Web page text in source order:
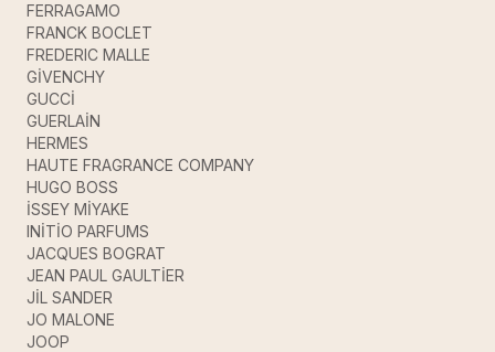
FERRAGAMO
FRANCK BOCLET
FREDERIC MALLE
GİVENCHY
GUCCİ
GUERLAİN
HERMES
HAUTE FRAGRANCE COMPANY
HUGO BOSS
İSSEY MİYAKE
INİTİO PARFUMS
JACQUES BOGRAT
JEAN PAUL GAULTİER
JİL SANDER
JO MALONE
JOOP